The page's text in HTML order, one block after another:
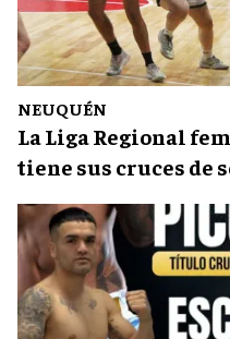
NEUQUÉN
La Liga Regional
tiene sus cruces de